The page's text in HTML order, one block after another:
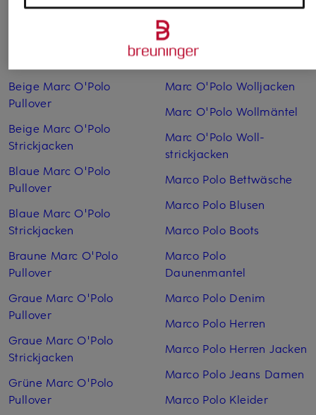
Beige Marc O'Polo
Pullover
Beige Marc O'Polo
Strickjacken
Blaue Marc O'Polo
Pullover
Blaue Marc O'Polo
Strickjacken
Braune Marc O'Polo
Pullover
Graue Marc O'Polo
Pullover
Graue Marc O'Polo
Strickjacken
Grüne Marc O'Polo
Pullover
Marc O'Polo Woll­jacken
Marc O'Polo Woll­mäntel
Marc O'Polo Woll­
strickjacken
Marco Polo Bettwäsche
Marco Polo Blusen
Marco Polo Boots
Marco Polo
Daunenmantel
Marco Polo Denim
Marco Polo Herren
Marco Polo Herren Jacken
Marco Polo Jeans Damen
Marco Polo Kleider